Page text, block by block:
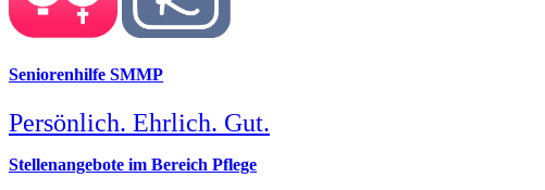
Seniorenhilfe SMMP
Persönlich. Ehrlich. Gut.
Stellenangebote im Bereich Pflege